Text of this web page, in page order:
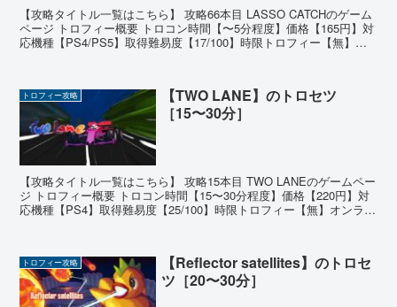
【攻略タイトル一覧はこちら】 攻略66本目 LASSO CATCHのゲーム
ページ トロフィー概要 トロコン時間【〜5分程度】価格【165円】対
応機種【PS4/PS5】取得難易度【17/100】時限トロフィー【無】オ
トロフィー攻略
【TWO LANE】のトロセツ
［15〜30分］
【攻略タイトル一覧はこちら】 攻略15本目 TWO LANEのゲームペー
ジ トロフィー概要 トロコン時間【15〜30分程度】価格【220円】対
応機種【PS4】取得難易度【25/100】時限トロフィー【無】オンライ
トロフィー攻略
【Reflector satellites】のトロセ
ツ［20〜30分］